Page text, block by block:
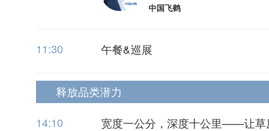
中国飞鹤
11:30 午餐&巡展
释放品类潜力
14:10
宽度一公分，深度十公里——让草